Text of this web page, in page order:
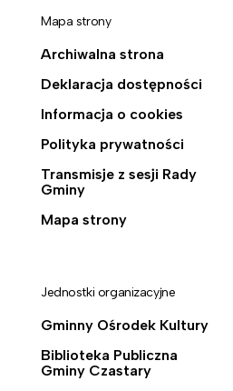
Mapa strony
Archiwalna strona
Deklaracja dostępności
Informacja o cookies
Polityka prywatności
Transmisje z sesji Rady
Gminy
Mapa strony
Jednostki organizacyjne
Gminny Ośrodek Kultury
Biblioteka Publiczna
Gminy Czastary